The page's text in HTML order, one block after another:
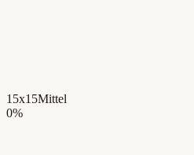
15x15Mittel
0%